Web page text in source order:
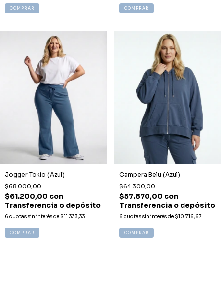
COMPRAR COMPRAR
Jogger Tokio (Azul)
$68.000,00
$61.200,00 con
Transferencia o depósito
6 cuotas sin interés de $11.333,33
COMPRAR
Campera Belu (Azul)
$64.300,00
$57.870,00 con
Transferencia o depósito
6 cuotas sin interés de $10.716,67
COMPRAR